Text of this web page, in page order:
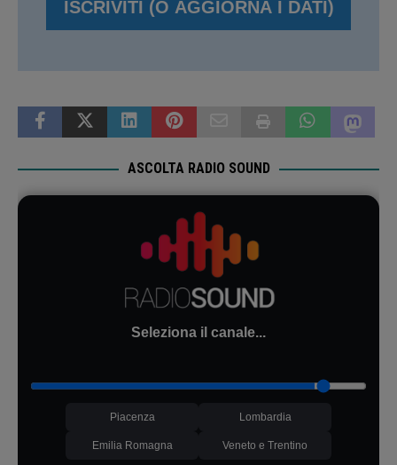
ASCOLTA RADIO SOUND
Seleziona il canale...
Piacenza Lombardia
Emilia Romagna Veneto e Trentino